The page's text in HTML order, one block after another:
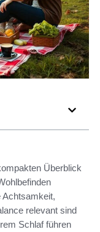
Überblick
Achtsamkeit,
relevant sind
Schlaf führen